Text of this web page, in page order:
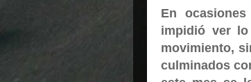
En
impidió ver
movimiento,
culminados